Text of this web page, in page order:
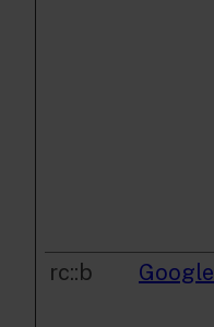
rc::b Google